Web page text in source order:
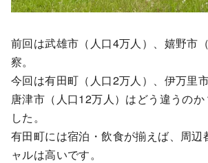
前回は武雄市（人口4万人）、嬉野市
察。
今回は有田町（人口2万人）、伊万里
唐津市（人口12万人）はどう違うのか
した。
有田町には宿泊・飲食が揃えば、周辺
ャルは高いです。